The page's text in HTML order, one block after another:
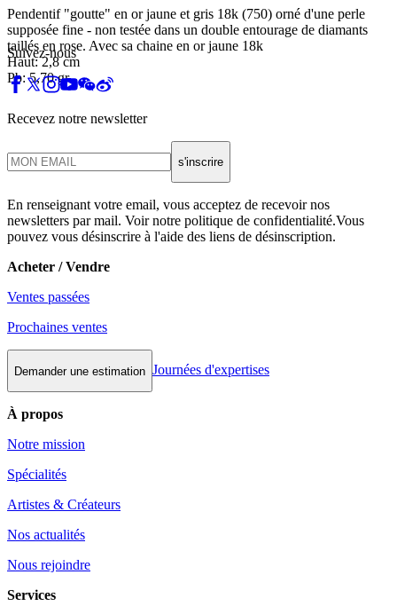
Pendentif "goutte" en or jaune et gris 18k (750) orné d'une perle
supposée fine - non testée dans un double entourage de diamants
taillés en rose. Avec sa chaine en or jaune 18k
Haut: 2,8 cm
Pb: 5,70 gr
Suivez-nous
Recevez notre newsletter
s'inscrire
En renseignant votre email, vous acceptez de recevoir nos
newsletters par mail. Voir notre politique de confidentialité.Vous
pouvez vous désinscrire à l'aide des liens de désinscription.
Acheter / Vendre
Ventes passées
Prochaines ventes
Demander une estimation Journées d'expertises
À propos
Notre mission
Spécialités
Artistes & Créateurs
Nos actualités
Nous rejoindre
Services